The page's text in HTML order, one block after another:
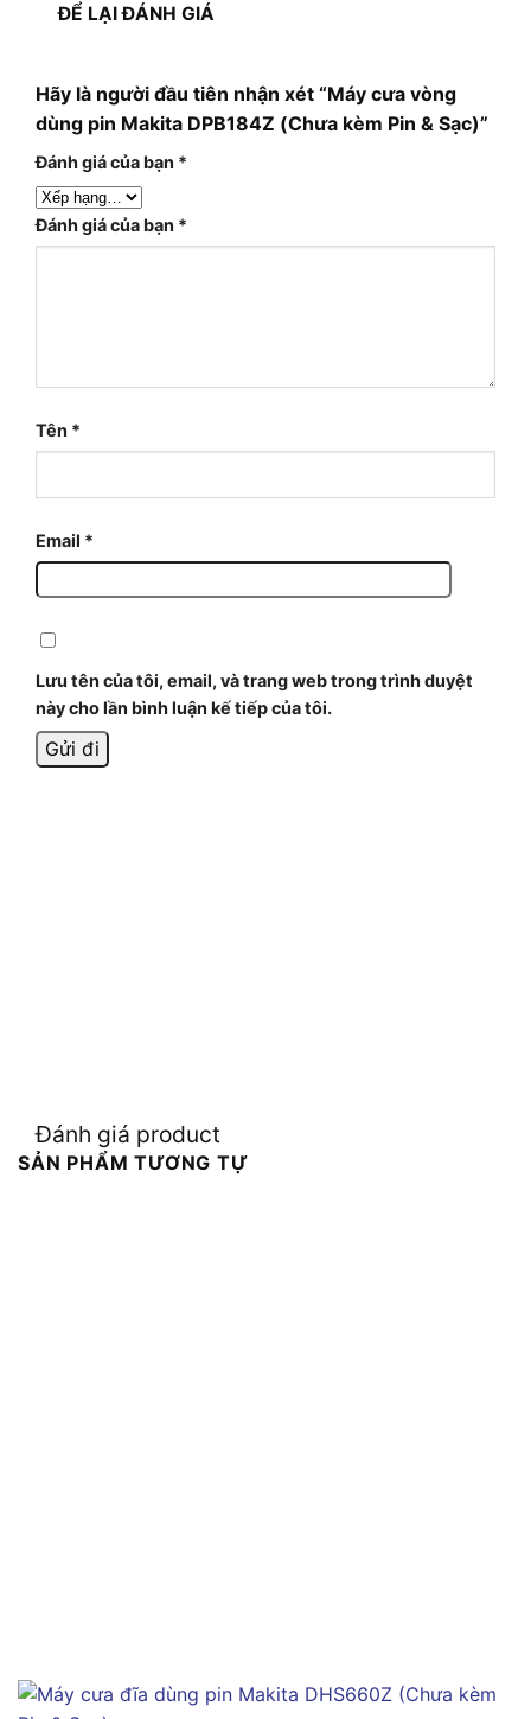
ĐỂ LẠI ĐÁNH GIÁ
Hãy là người đầu tiên nhận xét “Máy cưa vòng
dùng pin Makita DPB184Z (Chưa kèm Pin & Sạc)”
Đánh giá của bạn *
Đánh giá của bạn *
Tên *
Email *
Lưu tên của tôi, email, và trang web trong trình duyệt
này cho lần bình luận kế tiếp của tôi.
Đánh giá product
SẢN PHẨM TƯƠNG TỰ